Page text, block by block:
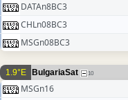
DATAn8BC3
CHLn08BC3
MSGn08BC3
1.9°E BulgariaSat 10
MSGn16